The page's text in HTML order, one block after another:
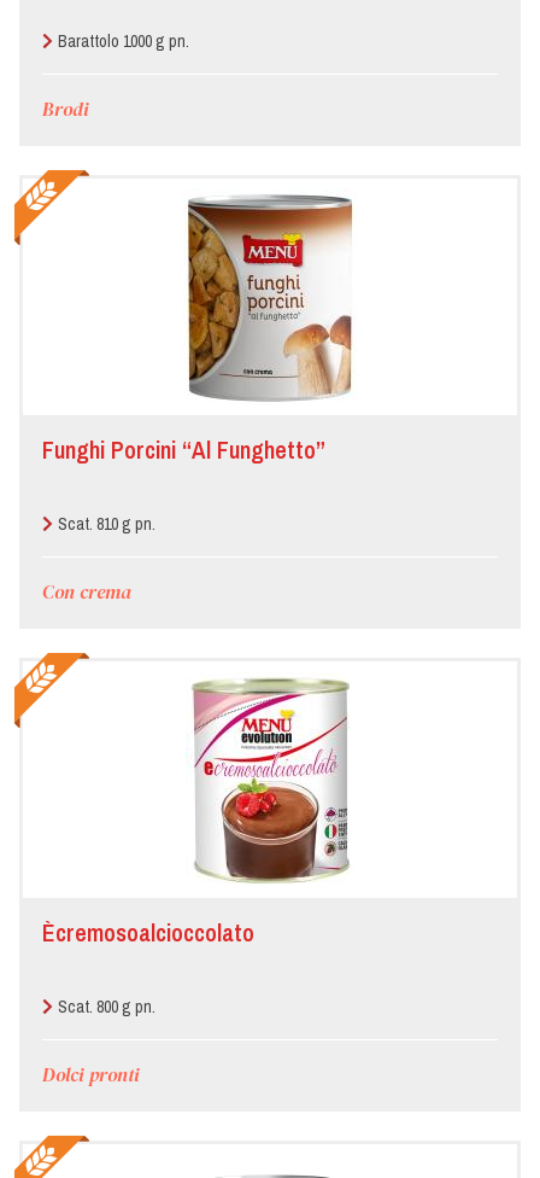
Barattolo 1000 g pn.
Brodi
Funghi Porcini “Al Funghetto”
Scat. 810 g pn.
Con crema
Ècremosoalcioccolato
Scat. 800 g pn.
Dolci pronti